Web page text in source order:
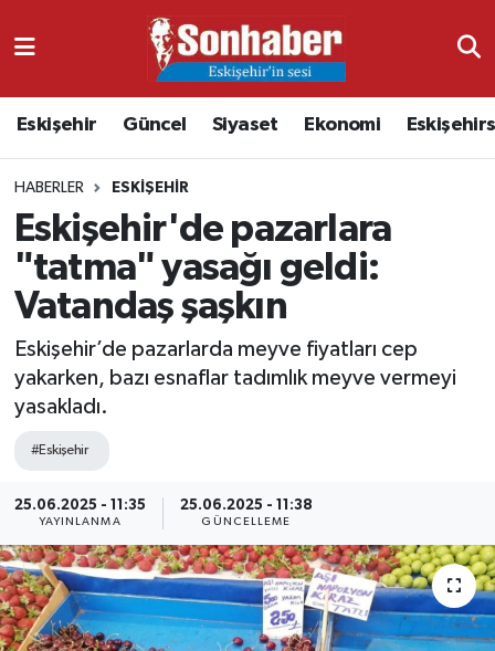
Eskişehir Güncel Siyaset Ekonomi
HABERLER ESKIŞEHIR
Eskişehir'de pazarlara
"tatma" yasağı geldi:
Vatandaş şaşkın
Eskişehir’de pazarlarda meyve fiyatları cep
yakarken, bazı esnaflar tadımlık meyve vermeyi
yasakladı.
#Eskişehir
25.06.2025 - 11:35
YAYINLANMA
25.06.2025 - 11:38
GÜNCELLEME
Ekonomi
Güncel
Kültür & Sanat
Magazin
Spor
Nöbetçi Eczaneler
Namaz Vakitleri
Trafik Durumu
Süper Lig Puan Durumu ve Fikstür
Tüm Manşetler